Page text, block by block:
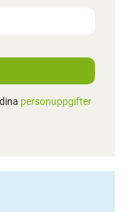
personuppgifter